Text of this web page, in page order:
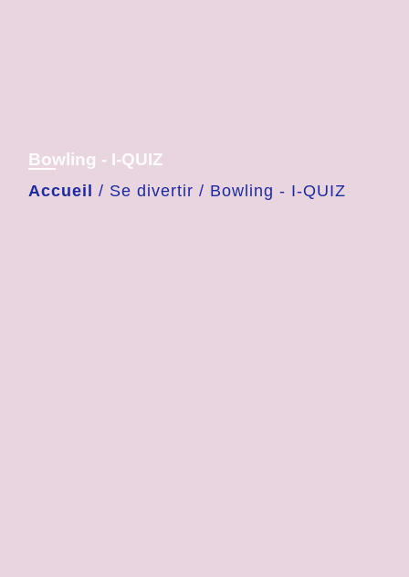
Bowling - I-QUIZ
Accueil / Se divertir / Bowling - I-QUIZ